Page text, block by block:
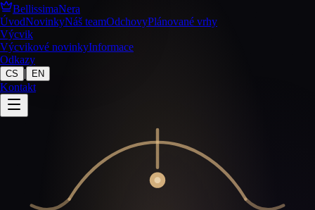
BellissimaNera
ÚvodNovinkyNáš teamOdchovyPlánované vrhy
Výcvik
Výcvikové novinkyInformace
Odkazy
CS | EN
Kontakt